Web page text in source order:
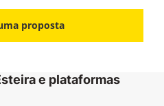
proposta
e plataformas